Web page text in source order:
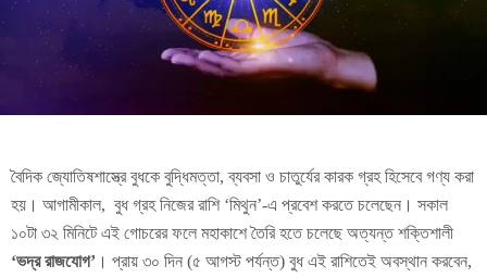
বৈদিক জ্যোতিষশাস্ত্রে বুধকে বুদ্ধিমত্তা, ব্যবসা ও চাতুর্যের কারক গ্রহ হিসেবে গণ্য করা
হয়। আগামীকাল, বুধ গ্রহ নিজের রাশি ‘মিথুন’-এ প্রবেশ করতে চলেছেন। সকাল
১০টা ৩২ মিনিটে এই গোচরের ফলে মহাকাশে তৈরি হতে চলেছে অত্যন্ত শক্তিশালী
‘ভদ্র রাজযোগ’ । প্রায় ৩০ দিন (৫ আগস্ট পর্যন্ত) বুধ এই রাশিতেই অবস্থান করবেন,